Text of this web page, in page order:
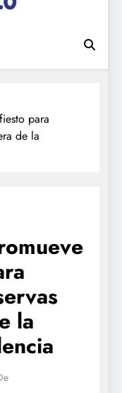
festa 2.0
para
de la
la